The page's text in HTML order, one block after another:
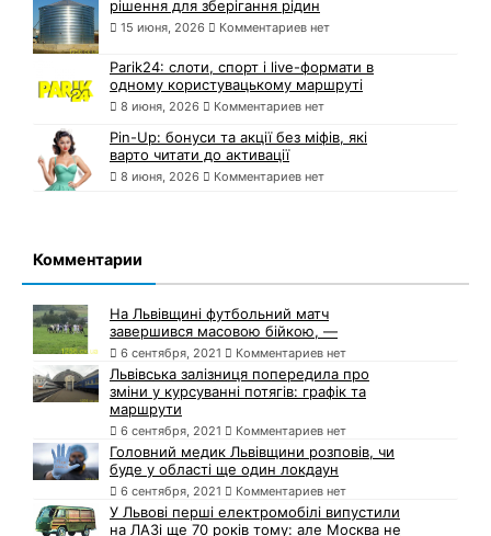
рішення для зберігання рідин
15 июня, 2026 Комментариев нет
Parik24: слоти, спорт і live-формати в
одному користувацькому маршруті
8 июня, 2026 Комментариев нет
Pin-Up: бонуси та акції без міфів, які
варто читати до активації
8 июня, 2026 Комментариев нет
Комментарии
На Львівщині футбольний матч
завершився масовою бійкою, —
6 сентября, 2021 Комментариев нет
Львівська залізниця попередила про
зміни у курсуванні потягів: графік та
маршрути
6 сентября, 2021 Комментариев нет
Головний медик Львівщини розповів, чи
буде у області ще один локдаун
6 сентября, 2021 Комментариев нет
У Львові перші електромобілі випустили
на ЛАЗі ще 70 років тому: але Москва не